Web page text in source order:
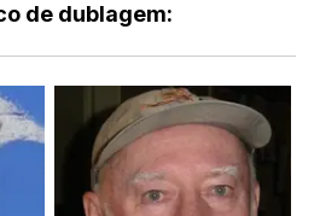
de dublagem: